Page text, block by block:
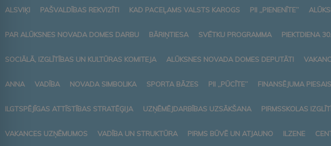
ALSVIĶI PAŠVALDĪBAS REKVIZĪTI KAD PACEĻAMS VALSTS KAROGS PII „PIENENĪTE”
PAR ALŪKSNES NOVADA DOMES DARBU BĀRIŅTIESA SVĒTKU PROGRAMMA PIEKTDIENA
SOCIĀLĀ, IZGLĪTĪBAS UN KULTŪRAS KOMITEJA ALŪKSNES NOVADA DOMES DEPUTĀTI
ANNA VADĪBA NOVADA SIMBOLIKA SPORTA BĀZES PII „PŪCĪTE” FINANSĒJUMA
ILGTSPĒJĪGAS ATTĪSTĪBAS STRATĒĢIJA UZŅĒMĒJDARBĪBAS UZSĀKŠANA PIRMSSKOLAS
VAKANCES UZŅĒMUMOS VADĪBA UN STRUKTŪRA PIRMS BŪVĒ UN ATJAUNO ILZENE